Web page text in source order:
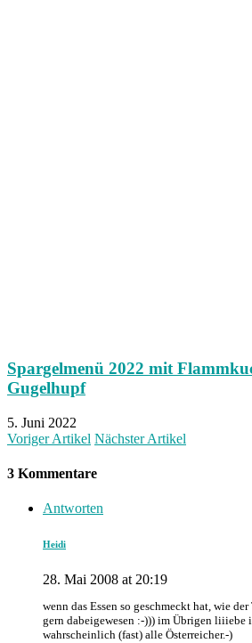
Spargelmenü 2022 mit
Gugelhupf
5. Juni 2022
Voriger Artikel Nächster Artikel
3 Kommentare
Antworten
Heidi
28. Mai 2008 at 20:19
wenn das Essen so geschmeckt hat, wie
gern dabeigewesen :-))) im Übrigen liiiebe
wahrscheinlich (fast) alle Österreicher.-)